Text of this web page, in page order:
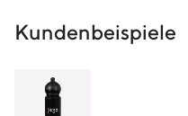
Kundenbeispiele